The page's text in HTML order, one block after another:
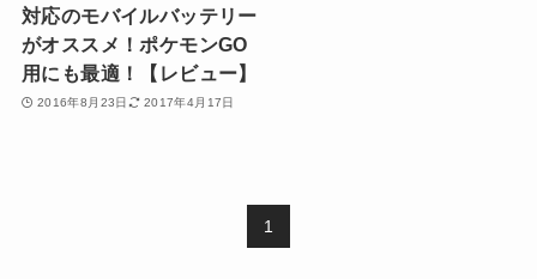
対応のモバイルバッテリー
がオススメ！ポケモンGO
用にも最適！【レビュー】
2016年8月23日 2017年4月17日
1